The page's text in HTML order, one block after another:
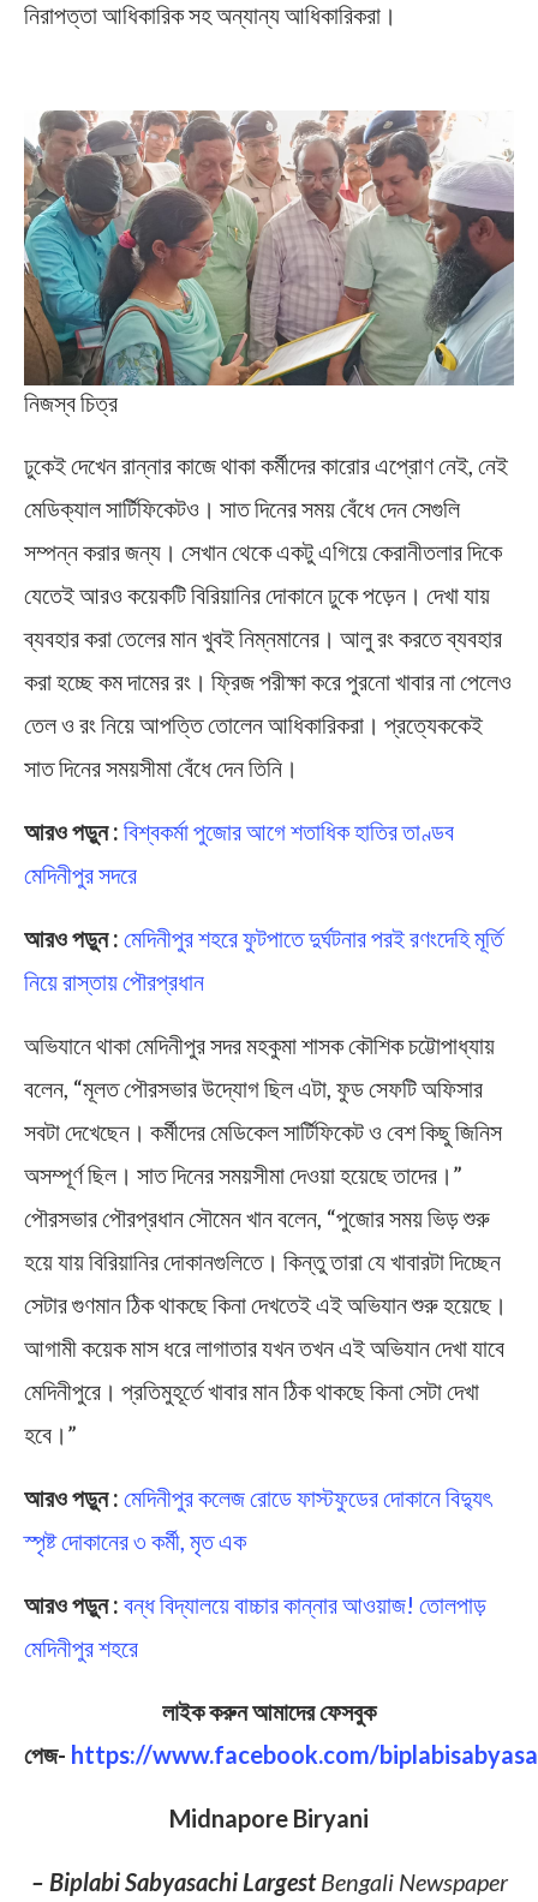
নিরাপত্তা আধিকারিক সহ অন্যান্য আধিকারিকরা।
নিজস্ব চিত্র
ঢুকেই দেখেন রান্নার কাজে থাকা কর্মীদের কারোর এপ্রোণ নেই, নেই
মেডিক্যাল সার্টিফিকেটও। সাত দিনের সময় বেঁধে দেন সেগুলি
সম্পন্ন করার জন্য। সেখান থেকে একটু এগিয়ে কেরানীতলার দিকে
যেতেই আরও কয়েকটি বিরিয়ানির দোকানে ঢুকে পড়েন। দেখা যায়
ব্যবহার করা তেলের মান খুবই নিম্নমানের। আলু রং করতে ব্যবহার
করা হচ্ছে কম দামের রং। ফ্রিজ পরীক্ষা করে পুরনো খাবার না পেলেও
তেল ও রং নিয়ে আপত্তি তোলেন আধিকারিকরা। প্রত্যেককেই
সাত দিনের সময়সীমা বেঁধে দেন তিনি।
আরও পড়ুন : বিশ্বকর্মা পুজোর আগে শতাধিক হাতির তাণ্ডব
মেদিনীপুর সদরে
আরও পড়ুন : মেদিনীপুর শহরে ফুটপাতে দুর্ঘটনার পরই রণংদেহি মূর্তি
নিয়ে রাস্তায় পৌরপ্রধান
অভিযানে থাকা মেদিনীপুর সদর মহকুমা শাসক কৌশিক চট্টোপাধ্যায়
বলেন, “মূলত পৌরসভার উদ্যোগ ছিল এটা, ফুড সেফটি অফিসার
সবটা দেখেছেন। কর্মীদের মেডিকেল সার্টিফিকেট ও বেশ কিছু জিনিস
অসম্পূর্ণ ছিল। সাত দিনের সময়সীমা দেওয়া হয়েছে তাদের।”
পৌরসভার পৌরপ্রধান সৌমেন খান বলেন, “পুজোর সময় ভিড় শুরু
হয়ে যায় বিরিয়ানির দোকানগুলিতে। কিন্তু তারা যে খাবারটা দিচ্ছেন
সেটার গুণমান ঠিক থাকছে কিনা দেখতেই এই অভিযান শুরু হয়েছে।
আগামী কয়েক মাস ধরে লাগাতার যখন তখন এই অভিযান দেখা যাবে
মেদিনীপুরে। প্রতিমুহূর্তে খাবার মান ঠিক থাকছে কিনা সেটা দেখা
হবে।”
আরও পড়ুন : মেদিনীপুর কলেজ রোডে ফাস্টফুডের দোকানে বিদ্যুৎ
স্পৃষ্ট দোকানের ৩ কর্মী, মৃত এক
আরও পড়ুন : বন্ধ বিদ্যালয়ে বাচ্চার কান্নার আওয়াজ! তোলপাড়
মেদিনীপুর শহরে
লাইক করুন আমাদের ফেসবুক
পেজ- https://www.facebook.com/
Midnapore Biryani
– Biplabi Sabyasachi LargestBengali Newspaper